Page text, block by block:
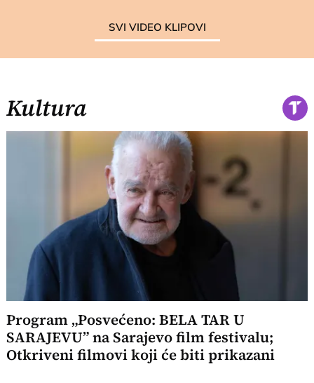
SVI VIDEO KLIPOVI
Kultura
Program „Posvećeno: BELA TAR U
SARAJEVU” na Sarajevo film festivalu;
Otkriveni filmovi koji će biti prikazani